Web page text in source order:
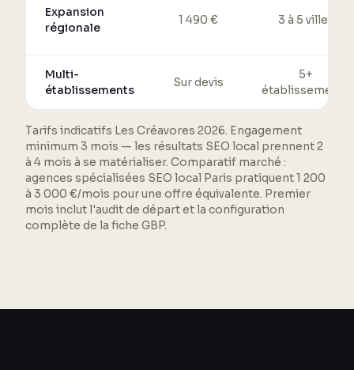
Expansion
régionale
1 490 € 3 à 5 villes
Multi-
établissements
Sur devis
5+
établissements
Tarifs indicatifs Les Créavores 2026. Engagement
minimum 3 mois — les résultats SEO local prennent 2
à 4 mois à se matérialiser. Comparatif marché :
agences spécialisées SEO local Paris pratiquent 1 200
à 3 000 €/mois pour une offre équivalente. Premier
mois inclut l'audit de départ et la configuration
complète de la fiche GBP.